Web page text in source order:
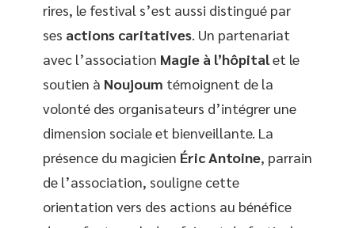
rires, le festival s’est aussi distingué par
ses actions caritatives. Un partenariat
avec l’association Magie à l’hôpitalet le
soutien à Noujoum témoignent de la
volonté des organisateurs d’intégrer une
dimension sociale et bienveillante. La
présence du magicien Éric Antoine, parrain
de l’association, souligne cette
orientation vers des actions au bénéfice